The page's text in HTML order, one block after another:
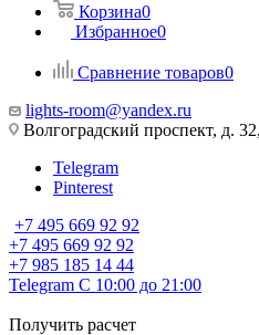
Корзина0
Избранное0
Сравнение товаров0
lights-room@yandex.ru
Волгоградский проспект, д.
Telegram
Pinterest
+7 495 669 92 92
+7 495 669 92 92
+7 985 185 14 44
Telegram С 10:00 до 21:00
Получить расчет